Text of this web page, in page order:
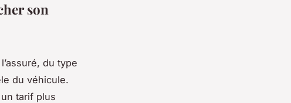
son
du type
du véhicule.
tarif plus